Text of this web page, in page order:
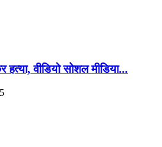
वीडियो सोशल मीडिया...